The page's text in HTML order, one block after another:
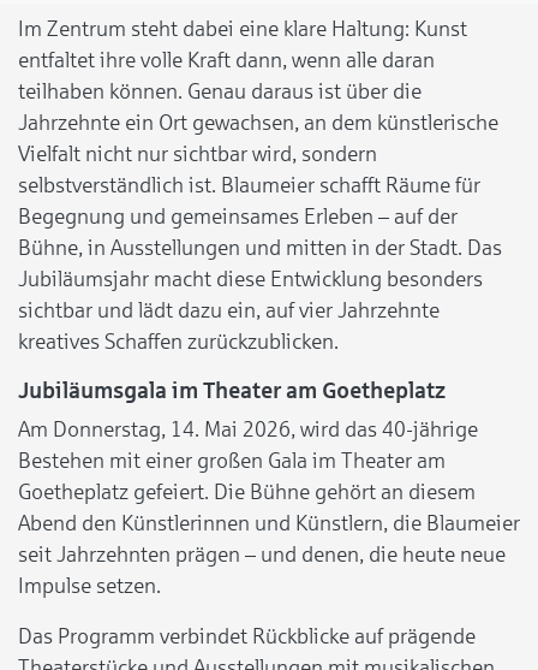
Im Zentrum steht dabei eine klare Haltung: Kunst
entfaltet ihre volle Kraft dann, wenn alle daran
teilhaben können. Genau daraus ist über die
Jahrzehnte ein Ort gewachsen, an dem künstlerische
Vielfalt nicht nur sichtbar wird, sondern
selbstverständlich ist. Blaumeier schafft Räume für
Begegnung und gemeinsames Erleben – auf der
Bühne, in Ausstellungen und mitten in der Stadt. Das
Jubiläumsjahr macht diese Entwicklung besonders
sichtbar und lädt dazu ein, auf vier Jahrzehnte
kreatives Schaffen zurückzublicken.
Jubiläumsgala im Theater am Goetheplatz
Am Donnerstag, 14. Mai 2026, wird das 40-jährige
Bestehen mit einer großen Gala im Theater am
Goetheplatz gefeiert. Die Bühne gehört an diesem
Abend den Künstlerinnen und Künstlern, die Blaumeier
seit Jahrzehnten prägen – und denen, die heute neue
Impulse setzen.
Das Programm verbindet Rückblicke auf prägende